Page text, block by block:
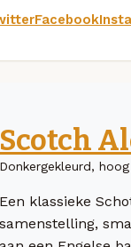
Facebook
Scotch
Donkergekleurd,
Een klassieke
samenstelling,